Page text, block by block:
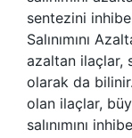
sentezini
Salınımını
azaltan ilaçlar,
olarak da
olan ilaçlar,
salınımını